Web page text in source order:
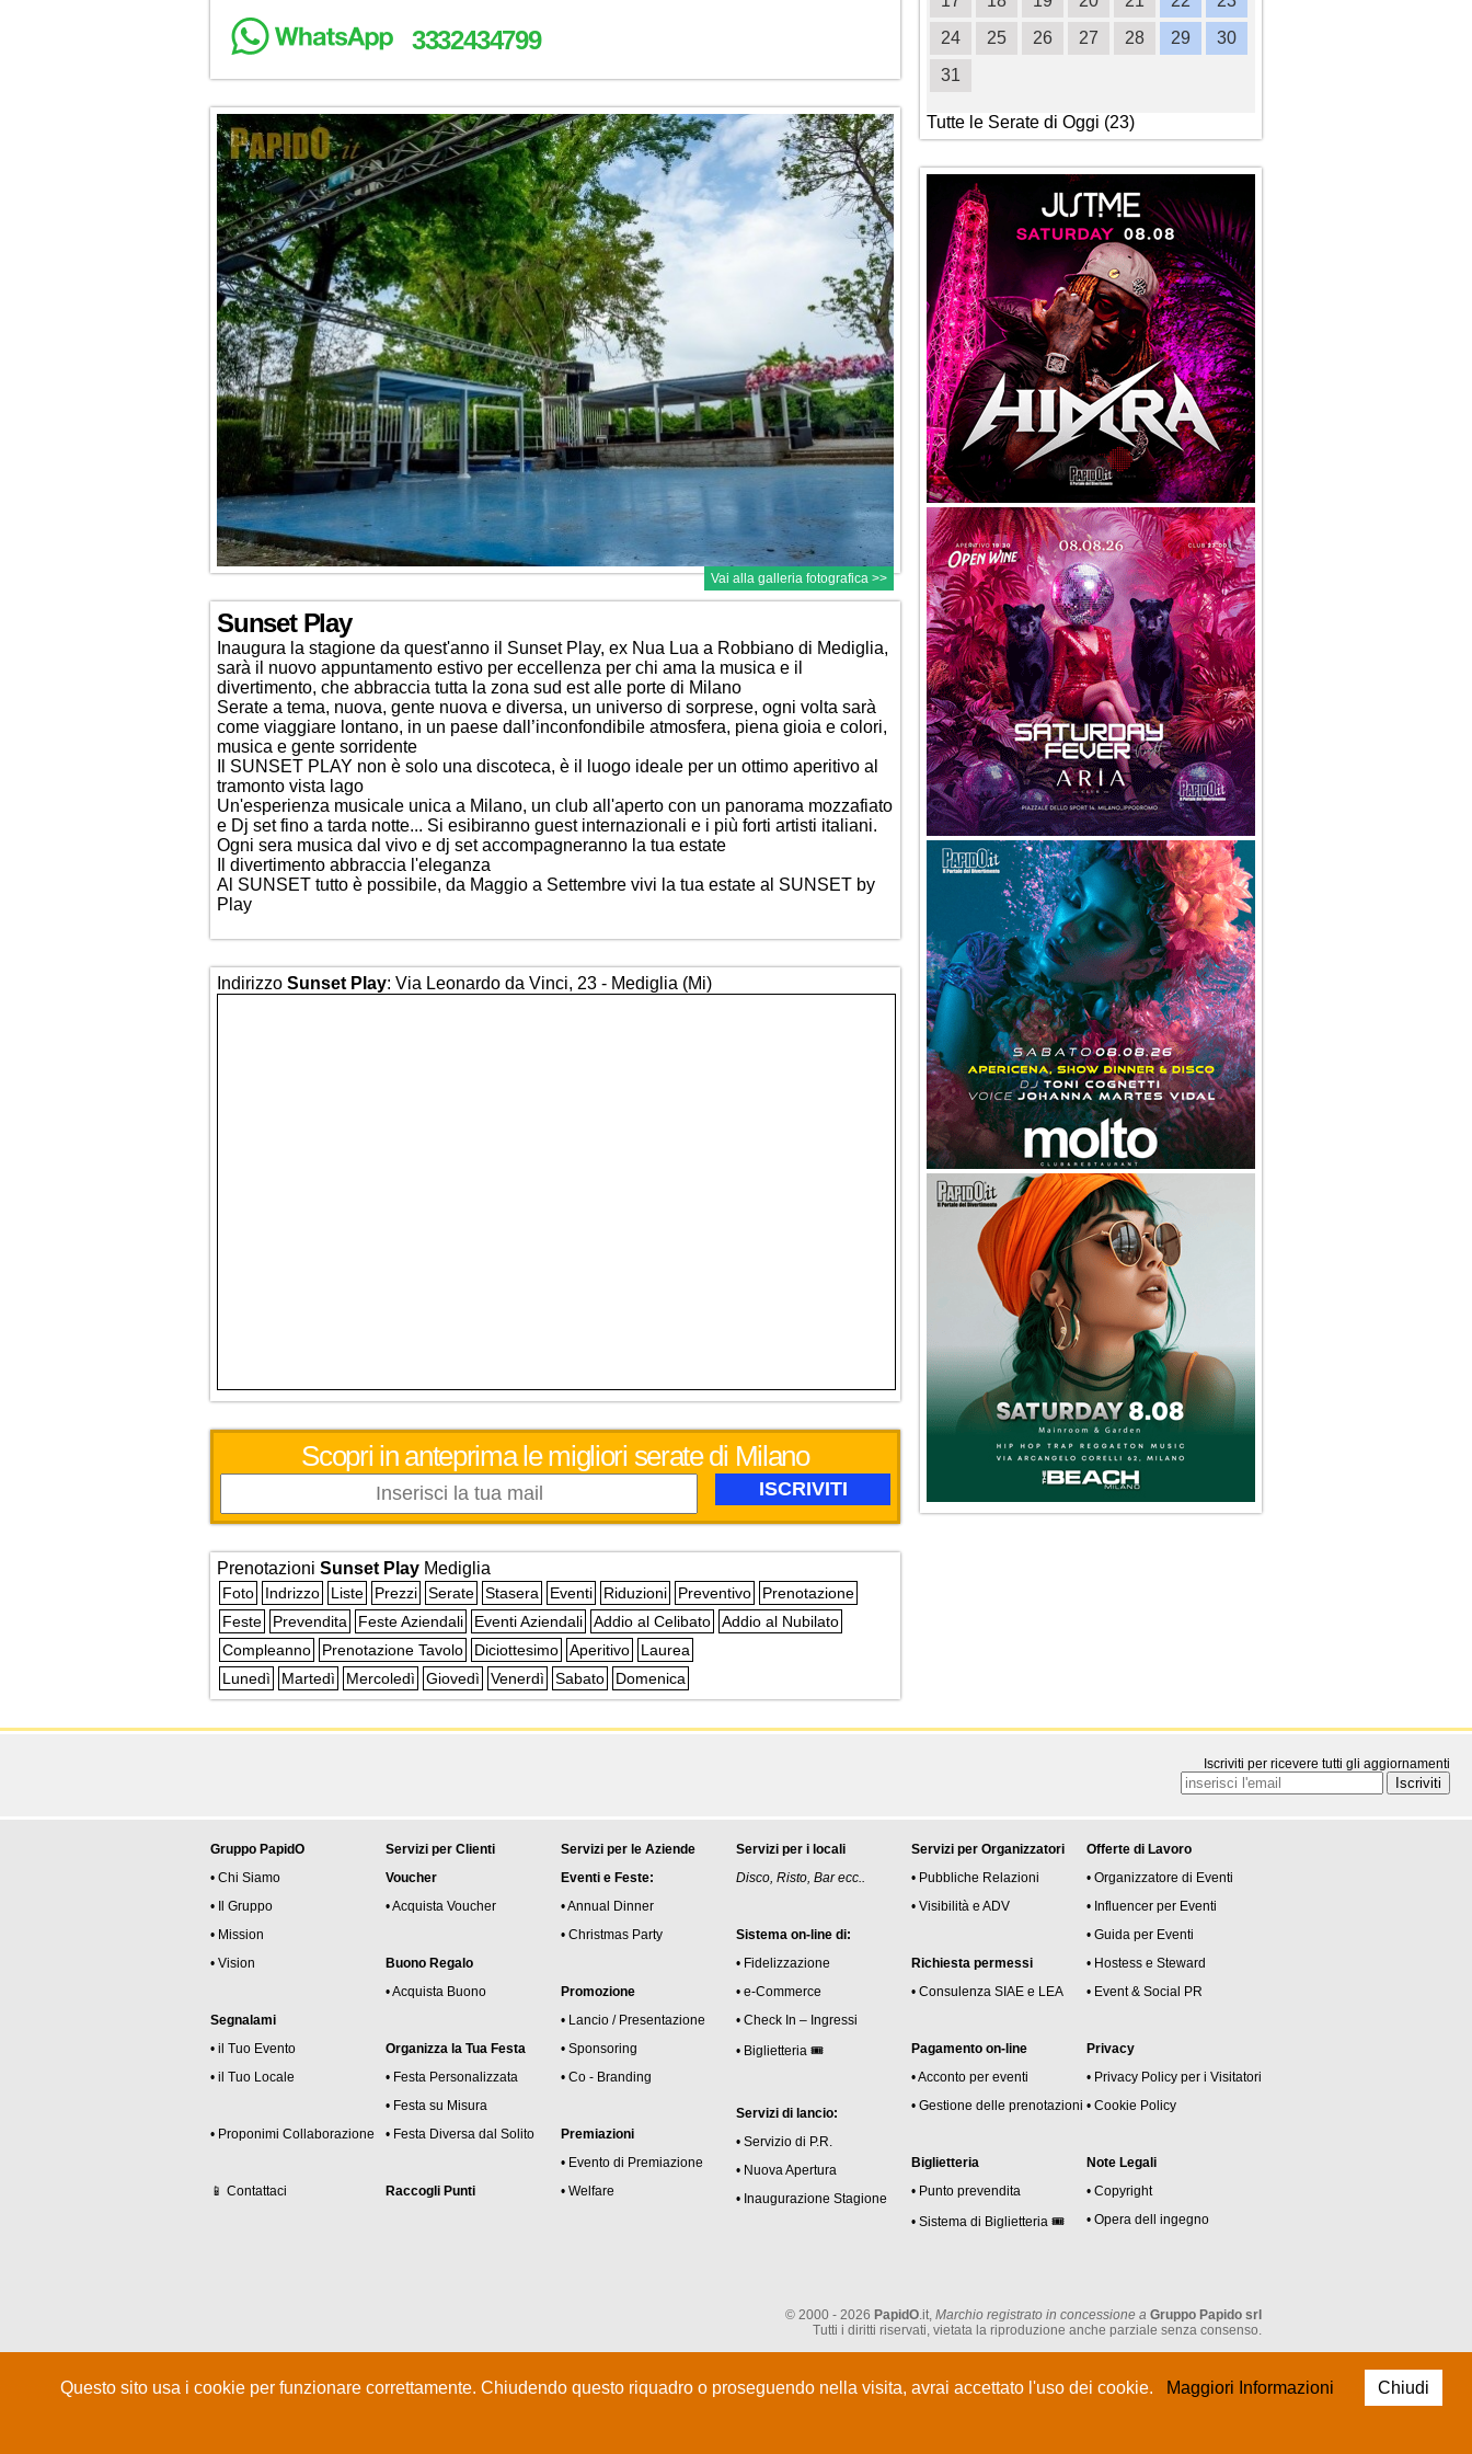
3332434799
Vai alla galleria fotografica >>
Sunset Play
Inaugura la stagione da quest'anno il Sunset Play, ex Nua Lua a Robbiano di Mediglia,
sarà il nuovo appuntamento estivo per eccellenza per chi ama la musica e il
divertimento, che abbraccia tutta la zona sud est alle porte di Milano
Serate a tema, nuova, gente nuova e diversa, un universo di sorprese, ogni volta sarà
come viaggiare lontano, in un paese dall’inconfondibile atmosfera, piena gioia e colori,
musica e gente sorridente
Il SUNSET PLAY non è solo una discoteca, è il luogo ideale per un ottimo aperitivo al
tramonto vista lago
Un'esperienza musicale unica a Milano, un club all'aperto con un panorama mozzafiato
e Dj set fino a tarda notte... Si esibiranno guest internazionali e i più forti artisti italiani.
Ogni sera musica dal vivo e dj set accompagneranno la tua estate
Il divertimento abbraccia l'eleganza
Al SUNSET tutto è possibile, da Maggio a Settembre vivi la tua estate al SUNSET by
Play
Indirizzo Sunset Play: Via Leonardo da Vinci, 23 - Mediglia (Mi)
Scopri in anteprima le migliori serate di Milano
Prenotazioni Sunset Play Mediglia
Foto Indrizzo Liste Prezzi Serate Stasera Eventi Riduzioni Preventivo
Prenotazione
Feste
Prevendita Feste Aziendali Eventi Aziendali Addio al Celibato
Addio al Nubilato
Compleanno
Prenotazione Tavolo Diciottesimo Aperitivo
Laurea
Lunedì
Martedì Mercoledì Giovedì Venerdì Sabato Domenica
24
25 26 27 28 29
30
31
Tutte le Serate di Oggi (23)
Iscriviti per ricevere tutti gli aggiornamenti
Gruppo PapidO
• Chi Siamo
• Il Gruppo
• Mission
• Vision
Segnalami
• il Tuo Evento
• il Tuo Locale
• Proponimi Collaborazione
📱 Contattaci
Servizi per Clienti
Voucher
• Acquista Voucher
Buono Regalo
• Acquista Buono
Organizza la Tua Festa
• Festa Personalizzata
• Festa su Misura
• Festa Diversa dal Solito
Raccogli Punti
Servizi per le Aziende
Eventi e Feste:
• Annual Dinner
• Christmas Party
Promozione
• Lancio / Presentazione
• Sponsoring
• Co - Branding
Premiazioni
• Evento di Premiazione
• Welfare
Servizi per i locali
Disco, Risto, Bar ecc..
Sistema on-line di:
• Fidelizzazione
• e-Commerce
• Check In – Ingressi
• Biglietteria 🎟
Servizi di lancio:
• Servizio di P.R.
• Nuova Apertura
• Inaugurazione Stagione
Servizi per Organizzatori
• Pubbliche Relazioni
• Visibilità e ADV
Richiesta permessi
• Consulenza SIAE e LEA
Pagamento on-line
• Acconto per eventi
• Gestione delle prenotazioni
Biglietteria
• Punto prevendita
• Sistema di Biglietteria 🎟
Offerte di Lavoro
• Organizzatore di Eventi
• Influencer per Eventi
• Guida per Eventi
• Hostess e Steward
• Event & Social PR
Privacy
• Privacy Policy per i Visitatori
• Cookie Policy
Note Legali
• Copyright
• Opera dell ingegno
© 2000 - 2026 PapidO.it, Marchio registrato in concessione a Gruppo Papido srl
Tutti i diritti riservati, vietata la riproduzione anche parziale senza consenso.
Questo sito usa i cookie per funzionare correttamente. Chiudendo questo riquadro o proseguendo nella visita, avrai accettato l'uso dei cookie. Maggiori Informazioni Chiudi